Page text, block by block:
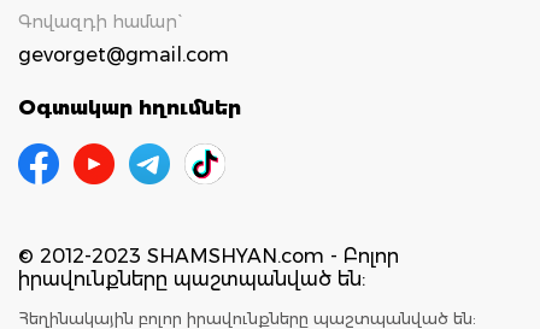
Գովազդի համար`
gevorget@gmail.com
Օգտակար հղումներ
© 2012-2023 SHAMSHYAN.com - Բոլոր
իրավունքները պաշտպանված են:
Հեղինակային բոլոր իրավունքները պաշտպանված են: